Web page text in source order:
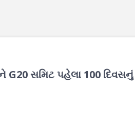
સમિટ પહેલા 100